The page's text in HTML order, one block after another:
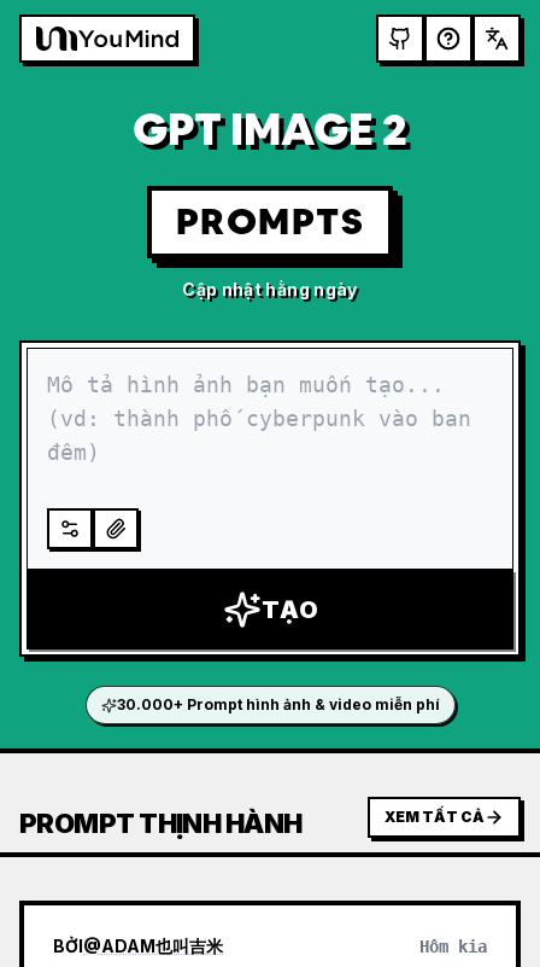
GPT IMAGE 2
PROMPTS
Cập nhật hằng ngày
TẠO
30.000+ Prompt hình ảnh & video miễn phí
PROMPT THỊNH HÀNH XEM TẤT CẢ
BỞI@ADAM也叫吉米 Hôm kia